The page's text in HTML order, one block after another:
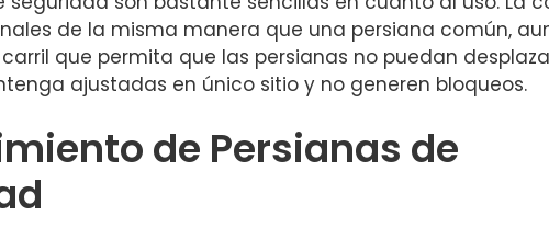
de la misma manera que una persiana común,
que permita que las persianas no puedan
ajustadas en único sitio y no generen bloqueos.
de Persianas de